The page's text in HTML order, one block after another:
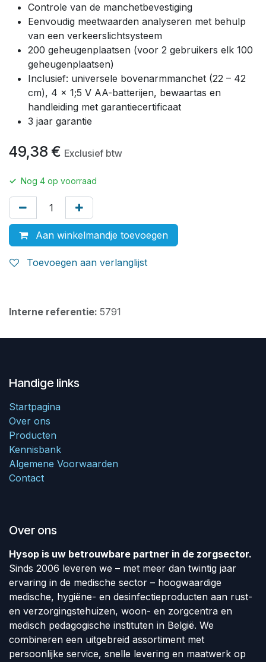
Controle van de manchetbevestiging
Eenvoudig meetwaarden analyseren met behulp
van een verkeerslichtsysteem
200 geheugenplaatsen (voor 2 gebruikers elk 100
geheugenplaatsen)
Inclusief: universele bovenarmmanchet (22 – 42
cm), 4 x 1;5 V AA-batterijen, bewaartas en
handleiding met garantiecertificaat
3 jaar garantie
49,38 € Exclusief btw
✓ Nog 4 op voorraad
Aan winkelmandje toevoegen
Toevoegen aan verlanglijst
Interne referentie: 5791
Handige links
Startpagina
Over ons
Producten
Kennisbank
Algemene Voorwaarden
Contact
Over ons
Hysop is uw betrouwbare partner in de zorgsector.
Sinds 2006 leveren we – met meer dan twintig jaar
ervaring in de medische sector – hoogwaardige
medische, hygiëne- en desinfectieproducten aan rust-
en verzorgingstehuizen, woon- en zorgcentra en
medisch pedagogische instituten in België. We
combineren een uitgebreid assortiment met
persoonlijke service, snelle levering en maatwerk op